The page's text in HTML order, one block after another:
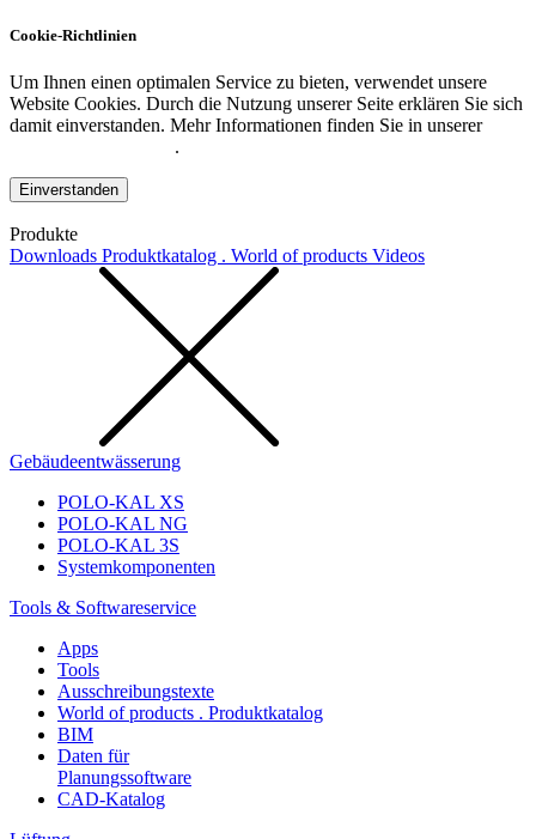
Cookie-Richtlinien
Um Ihnen einen optimalen Service zu bieten, verwendet unsere
Website Cookies. Durch die Nutzung unserer Seite erklären Sie sich
damit einverstanden. Mehr Informationen finden Sie in unserer
.
Einverstanden
Produkte
Downloads Produktkatalog . World of products Videos
Gebäudeentwässerung
POLO-KAL XS
POLO-KAL NG
POLO-KAL 3S
Systemkomponenten
Tools & Softwareservice
Apps
Tools
Ausschreibungstexte
World of products . Produktkatalog
BIM
Daten für
Planungssoftware
CAD-Katalog